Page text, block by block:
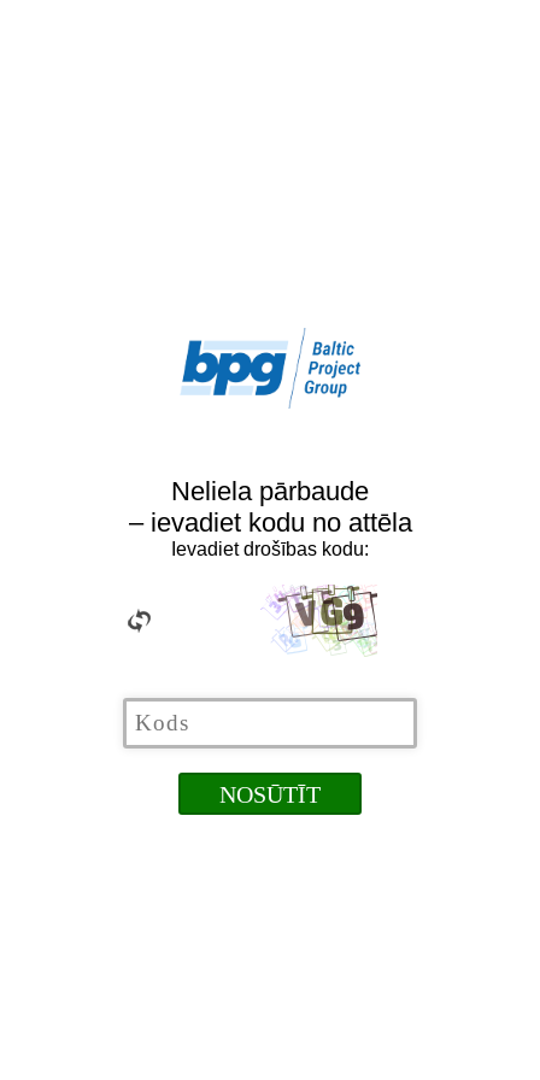
Neliela pārbaude
– ievadiet kodu no attēla
Ievadiet drošības kodu: